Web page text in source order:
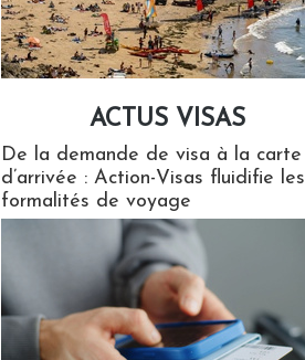
ACTUS VISAS
De la demande de visa à la carte
d’arrivée : Action-Visas fluidifie les
formalités de voyage